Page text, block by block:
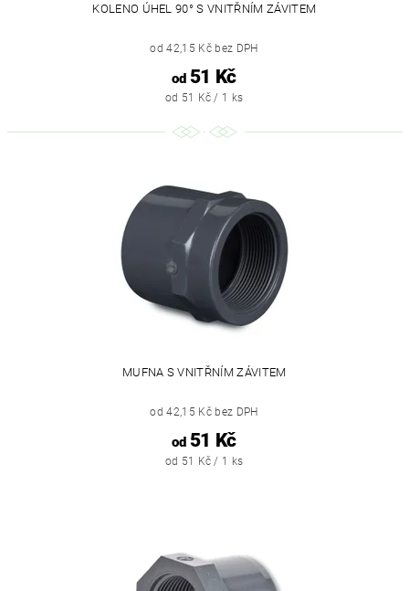
KOLENO ÚHEL 90° S VNITŘNÍM ZÁVITEM
od 42,15 Kč bez DPH
od51 Kč
od 51 Kč / 1 ks
MUFNA S VNITŘNÍM ZÁVITEM
od 42,15 Kč bez DPH
od51 Kč
od 51 Kč / 1 ks